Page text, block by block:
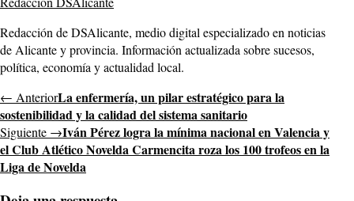
Redacción de DSAlicante, medio digital especializado en noticias
de Alicante y provincia. Información actualizada sobre sucesos,
política, economía y actualidad local.
← AnteriorLa enfermería, un pilar estratégico para la
sostenibilidad y la calidad del sistema sanitario
Siguiente →Iván Pérez logra la mínima nacional en Valencia y
el Club Atlético Novelda Carmencita roza los 100 trofeos en la
Liga de Novelda